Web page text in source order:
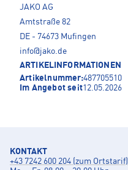
JAKO AG
Amtstraße 82
DE - 74673 Mufingen
info@jako.de
ARTIKELINFORMATIONEN
Artikelnummer:487705510
Im Angebot seit12.05.2026
KONTAKT
+43 7242 600 204 (zum Ortstarif)